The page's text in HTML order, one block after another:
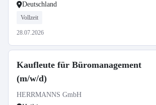
Deutschland
Vollzeit
28.07.2026
Kaufleute für Büromanagement
(m/w/d)
HERRMANNS GmbH